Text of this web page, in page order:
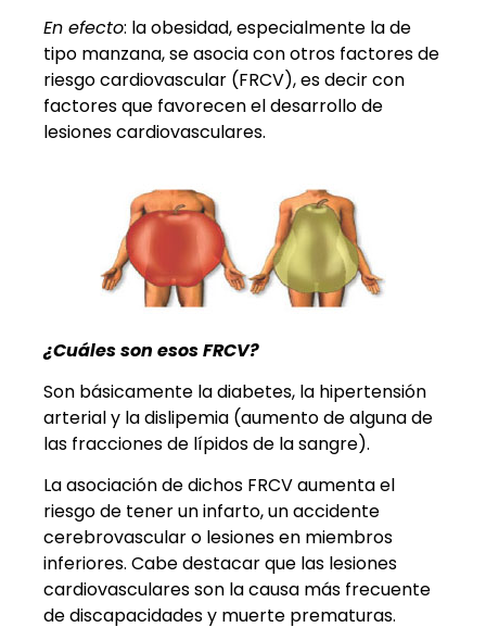
En efecto: la obesidad, especialmente la de
tipo manzana, se asocia con otros factores de
riesgo cardiovascular (FRCV), es decir con
factores que favorecen el desarrollo de
lesiones cardiovasculares.
¿Cuáles son esos FRCV?
Son básicamente la diabetes, la hipertensión
arterial y la dislipemia (aumento de alguna de
las fracciones de lípidos de la sangre).
La asociación de dichos FRCV aumenta el
riesgo de tener un infarto, un accidente
cerebrovascular o lesiones en miembros
inferiores. Cabe destacar que las lesiones
cardiovasculares son la causa más frecuente
de discapacidades y muerte prematuras.